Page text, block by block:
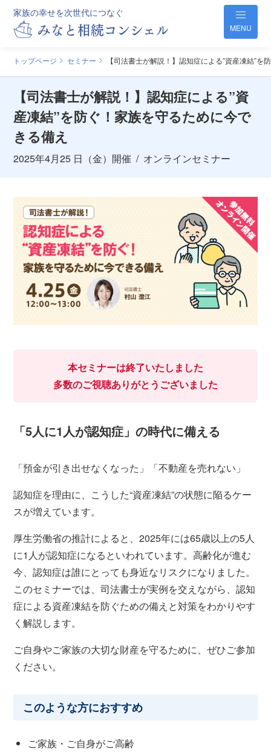
家族の幸せを次世代につなぐ
MENU
トップページ セミナー 【司法書士が解説！】認知症による”資産凍結”
【司法書士が解説！】認知症による”資
産凍結”を防ぐ！家族を守るために今で
きる備え
2025年4月25 日（金）開催 / オンラインセミナー
本セミナーは終了いたしました
多数のご視聴ありがとうございました
「5人に1人が認知症」の時代に備える
「預金が引き出せなくなった」「不動産を売れない」
認知症を理由に、こうした“資産凍結”の状態に陥るケー
スが増えています。
厚生労働省の推計によると、2025年には65歳以上の5人
に1人が認知症になるといわれています。高齢化が進む
今、認知症は誰にとっても身近なリスクになりました。
このセミナーでは、司法書士が実例を交えながら、認知
症による資産凍結を防ぐための備えと対策をわかりやす
く解説します。
ご自身やご家族の大切な財産を守るために、ぜひご参加
ください。
このような方におすすめ
ご家族・ご自身がご高齢